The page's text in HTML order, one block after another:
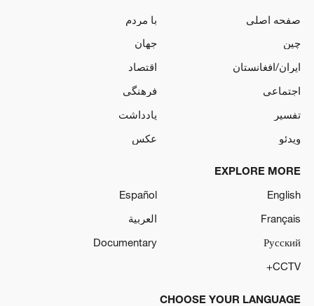
صفحه اصلی
با مردم
چین
جهان
ایران/افغانستان
اقتصاد
اجتماعی
فرهنگی
تفسیر
یادداشت
ویدئو
عکس
EXPLORE MORE
English
Español
Français
العربية
Русский
Documentary
CCTV+
CHOOSE YOUR LANGUAGE